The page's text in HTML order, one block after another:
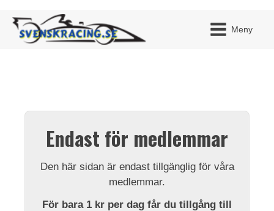
Meny
Endast för medlemmar
Den här sidan är endast tillgänglig för våra
medlemmar.
För bara 1 kr per dag får du tillgång till